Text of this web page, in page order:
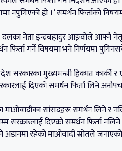
नपुगिएको हो ।’ समर्थन फिर्ताको
दलका नेता इन्द्रबहादुर आङ्वोले आफ्नै
फिर्ता गर्ने विषयमा भने निर्णयमा
सरकारका मुख्यमन्त्री हिक्मत
दिएको समर्थन फिर्ता लिने
माओवादीका सांसदहरू समर्थन लिने
सरकारलाई दिएको समर्थन फिर्ता
अडानमा रहेको माओवादी स्रोतले